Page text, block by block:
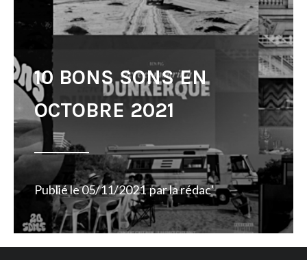
10 BONS SONS EN
OCTOBRE 2021
Publié le05/11/2021 parla rédac'